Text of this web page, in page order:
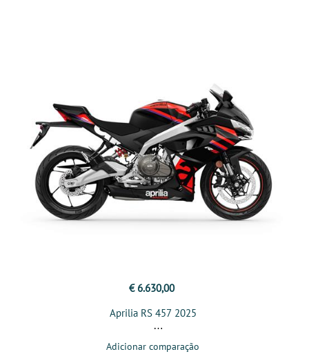
€ 6.630,00
Aprilia RS 457 2025
Adicionar comparação